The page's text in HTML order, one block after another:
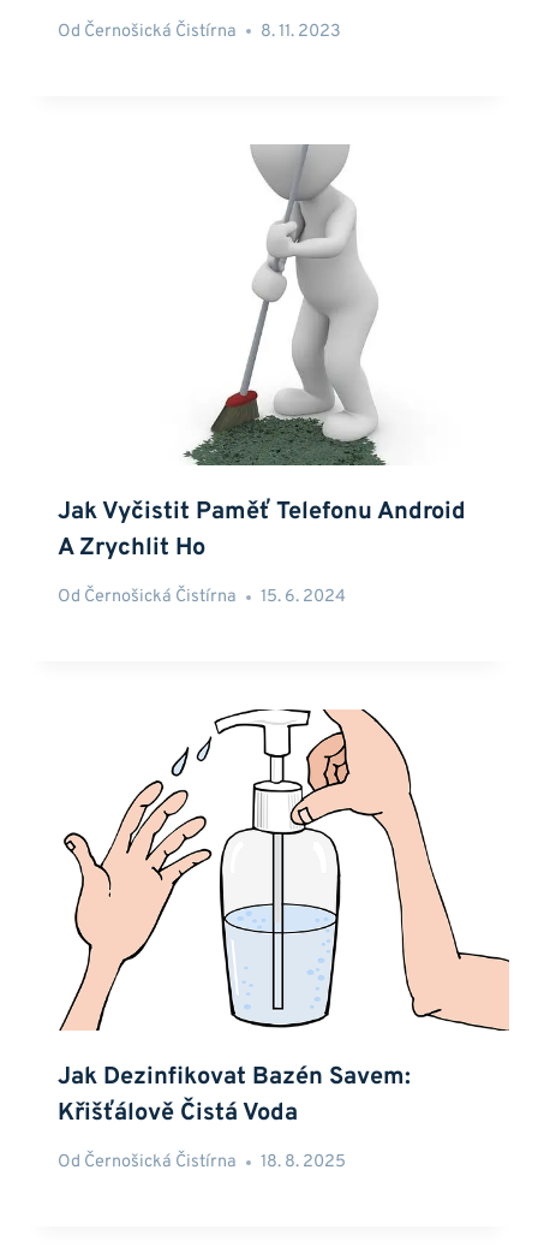
Od Černošická Čistírna 8. 11. 2023
Jak Vyčistit Paměť Telefonu Android
A Zrychlit Ho
Od Černošická Čistírna 15. 6. 2024
Jak Dezinfikovat Bazén Savem:
Křišťálově Čistá Voda
Od Černošická Čistírna 18. 8. 2025